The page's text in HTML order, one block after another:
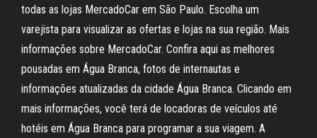
todas as lojas MercadoCar em São Paulo. Escolha um
varejista para visualizar as ofertas e lojas na sua região. Mais
informações sobre MercadoCar. Confira aqui as melhores
pousadas em Água Branca, fotos de internautas e
informações atualizadas da cidade Água Branca. Clicando em
mais informações, você terá de locadoras de veículos até
hotéis em Água Branca para programar a sua viagem. A